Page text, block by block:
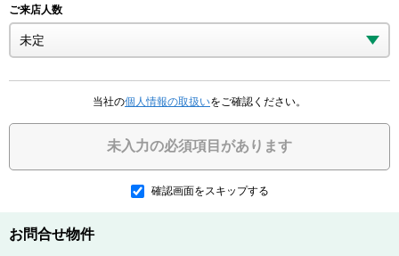
ご来店人数
当社の個人情報の取扱いをご確認ください。
未入力の必須項目があります
確認画面をスキップする
お問合せ物件